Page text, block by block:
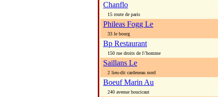
Chanflo
15 route de paris
Phileas Fogg Le
33 le bourg
Bp Restaurant
150 rue droits de l\'homme
Saillans Le
2 lieu-dit cardeneau nord
Boeuf Marin Au
240 avenue boucicaut